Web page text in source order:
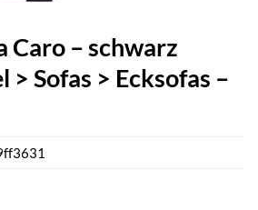
Caro – schwarz
Sofas > Ecksofas –